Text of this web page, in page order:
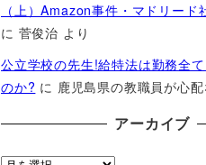
（上）Amazon事件・マドリード
に 菅俊治 より
公立学校の先生!給特法は勤務全
のか? に 鹿児島県の教職員が心
アーカイブ